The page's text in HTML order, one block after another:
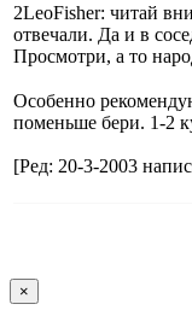
2LeoFisher: читай
отвечали. Да и в
Просмотри, а то
Особенно
поменьше бери. 1-2
[Ред: 20-3-2003
×